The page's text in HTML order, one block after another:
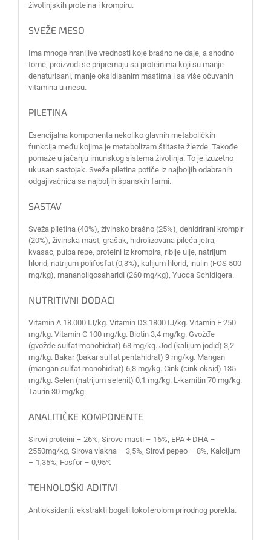
životinjskih proteina i krompiru.
SVEŽE MESO
Ima mnoge hranljive vrednosti koje brašno ne daje, a shodno
tome, proizvodi se pripremaju sa proteinima koji su manje
denaturisani, manje oksidisanim mastima i sa više očuvanih
vitamina u mesu.
PILETINA
Esencijalna komponenta nekoliko glavnih metaboličkih
funkcija među kojima je metabolizam štitaste žlezde. Takođe
pomaže u jačanju imunskog sistema životinja. To je izuzetno
ukusan sastojak. Sveža piletina potiče iz najboljih odabranih
odgajivačnica sa najboljih španskih farmi.
SASTAV
Sveža piletina (40%), živinsko brašno (25%), dehidrirani krompir
(20%), živinska mast, grašak, hidrolizovana pileća jetra,
kvasac, pulpa repe, proteini iz krompira, riblje ulje, natrijum
hlorid, natrijum polifosfat (0,3%), kalijum hlorid, inulin (FOS 500
mg/kg), mananoligosaharidi (260 mg/kg), Yucca Schidigera.
NUTRITIVNI DODACI
Vitamin A 18.000 IJ/kg. Vitamin D3 1800 IJ/kg. Vitamin E 250
mg/kg. Vitamin C 100 mg/kg. Biotin 3,4 mg/kg. Gvožđe
(gvožđe sulfat monohidrat) 68 mg/kg. Jod (kalijum jodid) 3,2
mg/kg. Bakar (bakar sulfat pentahidrat) 9 mg/kg. Mangan
(mangan sulfat monohidrat) 6,8 mg/kg. Cink (cink oksid) 135
mg/kg. Selen (natrijum selenit) 0,1 mg/kg. L-karnitin 70 mg/kg.
Taurin 30 mg/kg.
ANALITIČKE KOMPONENTE
Sirovi proteini – 26%, Sirove masti – 16%, EPA + DHA –
2550mg/kg, Sirova vlakna – 3,5%, Sirovi pepeo – 8%, Kalcijum
– 1,35%, Fosfor – 0,95%
TEHNOLOŠKI ADITIVI
Antioksidanti: ekstrakti bogati tokoferolom prirodnog porekla.